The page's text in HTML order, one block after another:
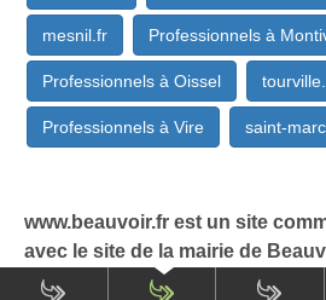
mesnil.fr Professionnels à
Professionnels à Oissel
Professionnels à Vire saint-
www.beauvoir.fr est un site
avec le site de la mairie de